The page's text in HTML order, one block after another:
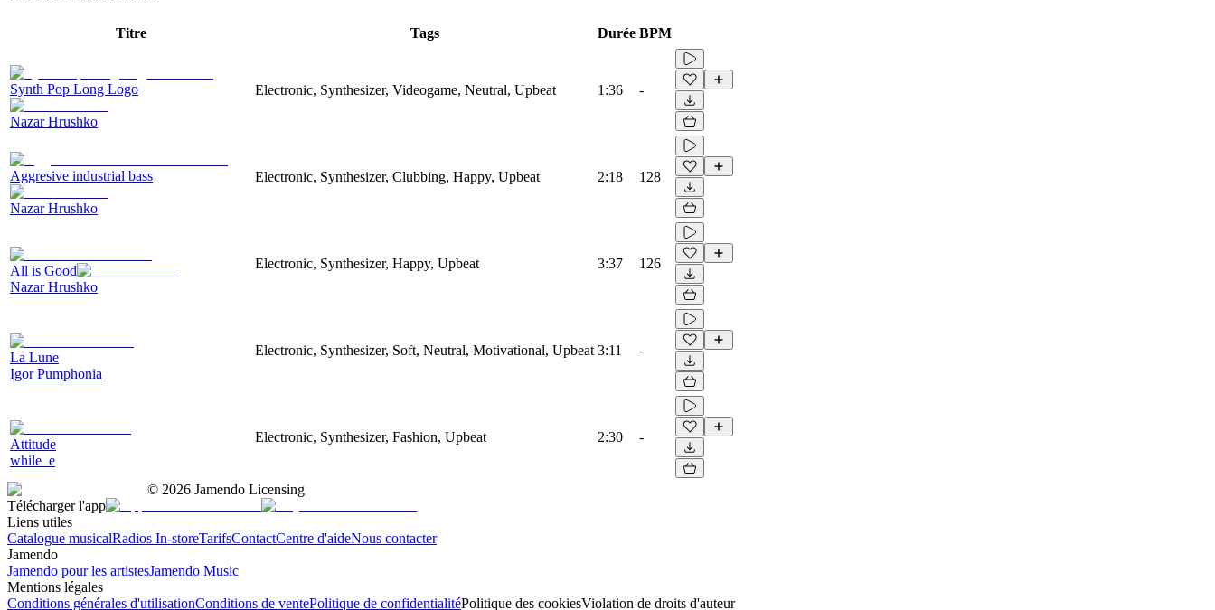
Titre Tags Durée BPM
Synth Pop Long Logo
Nazar Hrushko
Electronic, Synthesizer, Videogame, Neutral, Upbeat 1:36 -
Aggresive industrial bass
Nazar Hrushko
Electronic, Synthesizer, Clubbing, Happy, Upbeat 2:18 128
All is Good
Nazar Hrushko
Electronic, Synthesizer, Happy, Upbeat 3:37 126
La Lune
Igor Pumphonia
Electronic, Synthesizer, Soft, Neutral, Motivational, Upbeat 3:11 -
Attitude
while_e
Electronic, Synthesizer, Fashion, Upbeat 2:30 -
© 2026 Jamendo Licensing
Télécharger l'app
Liens utiles
Catalogue musicalRadios In-storeTarifsContactCentre d'aideNous contacter
Jamendo
Jamendo pour les artistesJamendo Music
Mentions légales
Conditions générales d'utilisationConditions de ventePolitique de confidentialitéPolitique des cookiesViolation de droits d'auteur